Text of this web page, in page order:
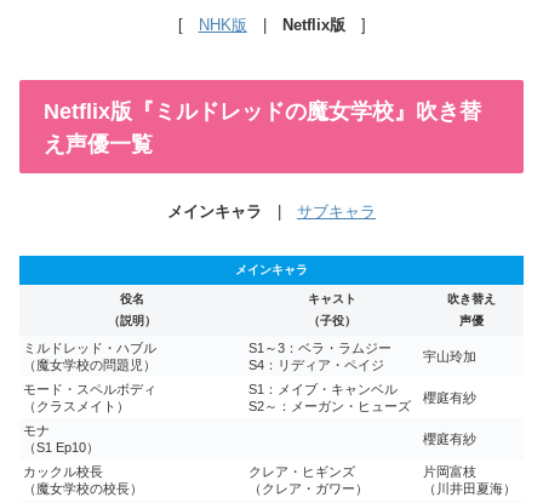
[ NHK版 Netflix版 ]
Netflix版『ミルドレッドの魔女学校』吹き替
え声優一覧
メインキャラ サブキャラ
メインキャラ
役名
（説明）
キャスト
（子役）
吹き替え
声優
ミルドレッド・ハブル
（魔女学校の問題児）
S1～3：ベラ・ラムジー
S4：リディア・ペイジ
宇山玲加
モード・スペルボディ
（クラスメイト）
S1：メイブ・キャンベル
S2～：メーガン・ヒューズ
櫻庭有紗
モナ
（S1 Ep10）
櫻庭有紗
カックル校長
（魔女学校の校長）
クレア・ヒギンズ
（クレア・ガワー）
片岡富枝
（川井田夏海）